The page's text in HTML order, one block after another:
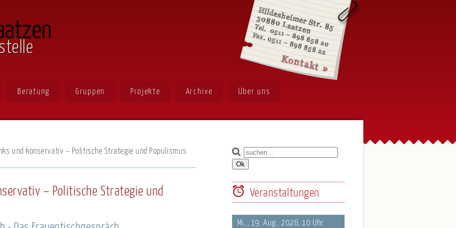
Beratung Gruppen Projekte Archive Über uns
und konservativ – Politische Strategie und Populismus
– Politische Strategie und Veranstaltungen
Mi.., 19. Aug.. 2026, 10 Uhr